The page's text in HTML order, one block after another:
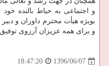
و اجتماعی به حیاط بالنده
بویژه هیأت محترم داوران و
و برای همه عزیزان آرزوی توفیق
1396/06/07
18:47:20